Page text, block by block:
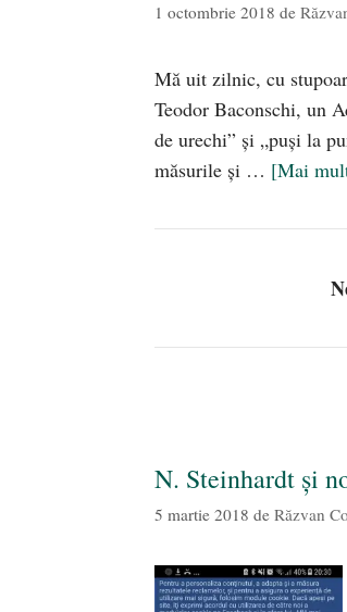
1 octombrie 2018 de
Mă uit zilnic, cu
Teodor Baconschi, un
de urechi” și „puși la
măsurile și … [Mai
N. Steinhardt și
5 martie 2018 de Răzvan